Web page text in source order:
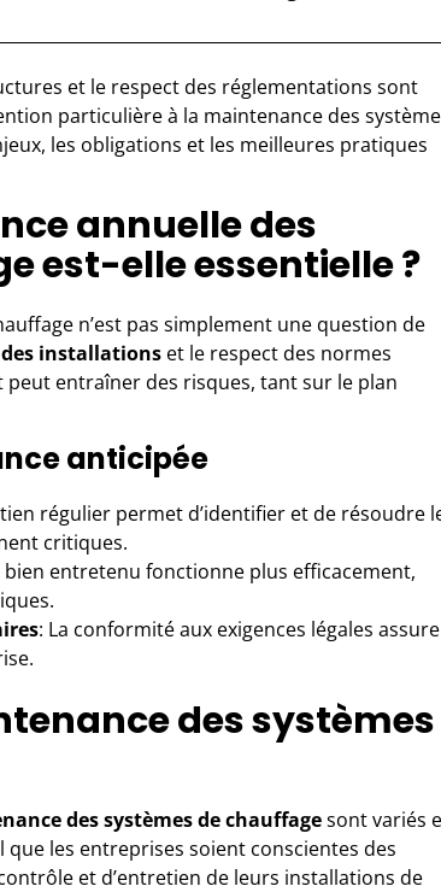
et le respect des réglementations sont
particulière à la maintenance des
les obligations et les meilleures pratiques
annuelle des
est-elle essentielle ?
n’est pas simplement une question de
installations et le respect des normes
entraîner des risques, tant sur le plan
anticipée
régulier permet d’identifier et de résoudre
critiques.
bien entretenu fonctionne plus efficacement,
: La conformité aux exigences légales
des systèmes
des systèmes de chauffagesont variés
les entreprises soient conscientes des
et d’entretien de leurs installations de